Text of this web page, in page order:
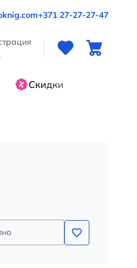
+371 27-27-27-47
Скидки